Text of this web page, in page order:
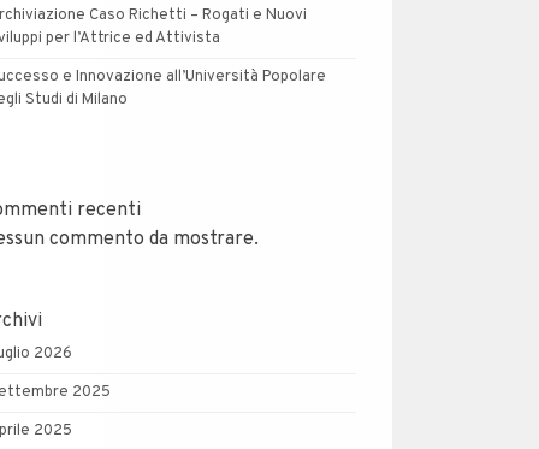
Caso Richetti – Rogati e Nuovi
per l’Attrice ed Attivista
e Innovazione all’Università Popolare
Studi di Milano
recenti
commento da mostrare.
2026
2025
2025